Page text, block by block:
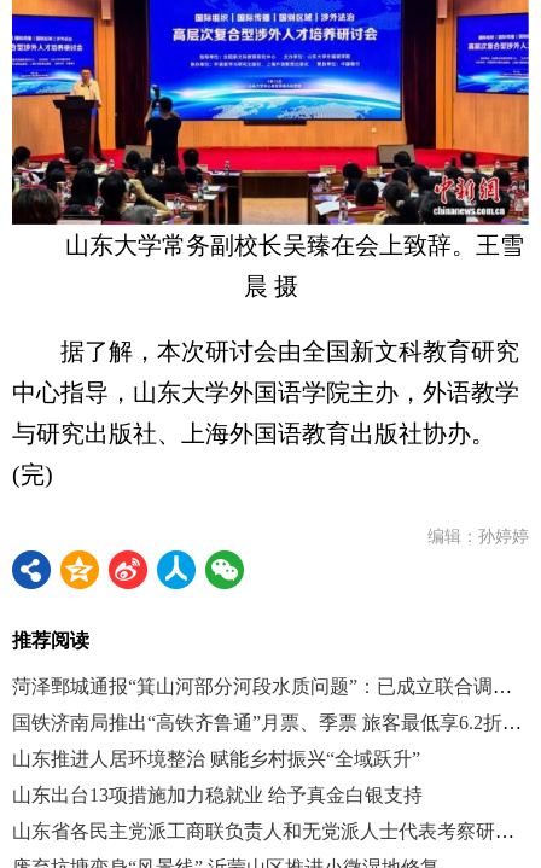
山东大学常务副校长吴臻在会上致辞。王雪
晨 摄
据了解，本次研讨会由全国新文科教育研究
中心指导，山东大学外国语学院主办，外语教学
与研究出版社、上海外国语教育出版社协办。
(完)
编辑：孙婷婷
推荐阅读
菏泽鄄城通报“箕山河部分河段水质问题”：已成立联合调查组
国铁济南局推出“高铁齐鲁通”月票、季票 旅客最低享6.2折优惠
山东推进人居环境整治 赋能乡村振兴“全域跃升”
山东出台13项措施加力稳就业 给予真金白银支持
山东省各民主党派工商联负责人和无党派人士代表考察研讨班在烟台举办